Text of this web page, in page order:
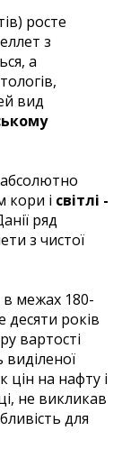
росте
з
а
вид
кори і світлі -
ряд
з чистої
в межах 180-
років
вартості
виділеної
цін на нафту і
не викликав
для